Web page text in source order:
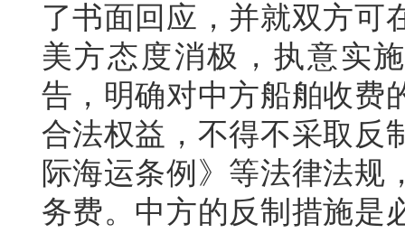
了书面回应，并就双方可
美方态度消极，执意实
告，明确对中方船舶收费
合法权益，不得不采取反
际海运条例》等法律法规
务费。中方的反制措施是